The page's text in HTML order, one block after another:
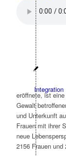
Integration
eröffnete, ist
Gewalt
und Unterkunft
Frauen mit ihrer
neue
2156 Frauen und